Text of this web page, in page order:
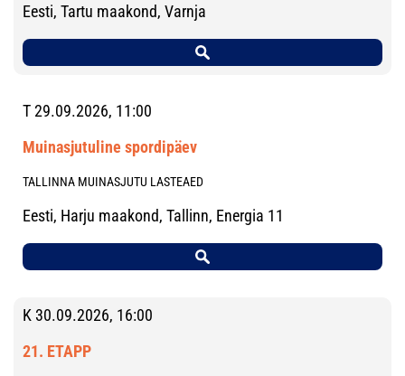
Eesti, Tartu maakond, Varnja
T 29.09.2026, 11:00
Muinasjutuline spordipäev
TALLINNA MUINASJUTU LASTEAED
Eesti, Harju maakond, Tallinn, Energia 11
K 30.09.2026, 16:00
21. ETAPP